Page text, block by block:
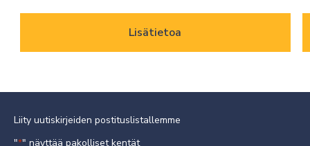
Lisätietoa
Liity uutiskirjeiden postituslistallemme
"*" näyttää pakolliset kentät